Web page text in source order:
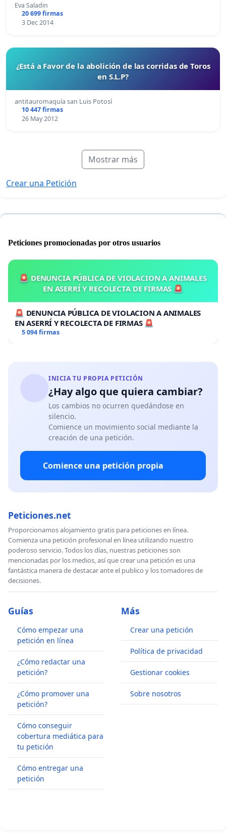
Eva Saladin
20 699 firmas
3 Dec 2014
¿Está a Favor de la abolición de las corridas de Toros
en S.L.P?
antitauromaquía san Luis Potosí
10 447 firmas
26 May 2012
Mostrar más
Crear una Petición
Peticiones promocionadas por otros usuarios
🚨 DENUNCIA PÚBLICA DE VIOLACION A ANIMALES
EN ASERRÍ Y RECOLECTA DE FIRMAS 🚨
🚨 DENUNCIA PÚBLICA DE VIOLACION A ANIMALES
EN ASERRÍ Y RECOLECTA DE FIRMAS 🚨
5 094 firmas
INICIA TU PROPIA PETICIÓN
¿Hay algo que quiera cambiar?
Los cambios no ocurren quedándose en
silencio.
Comience un movimiento social mediante la
creación de una petición.
Comience una petición propia
Peticiones.net
Proporcionamos alojamiento gratis para peticiones en línea.
Comienza una petición profesional en línea utilizando nuestro
poderoso servicio. Todos los días, nuestras peticiones son
mencionadas por los medios, así que crear una petición es una
fantástica manera de destacar ante el publico y los tomadores de
decisiones.
Guías
Cómo empezar una
petición en línea
¿Cómo redactar una
petición?
¿Cómo promover una
petición?
Cómo conseguir
cobertura mediática para
tu petición
Cómo entregar una
petición
Más
Crear una petición
Política de privacidad
Gestionar cookies
Sobre nosotros